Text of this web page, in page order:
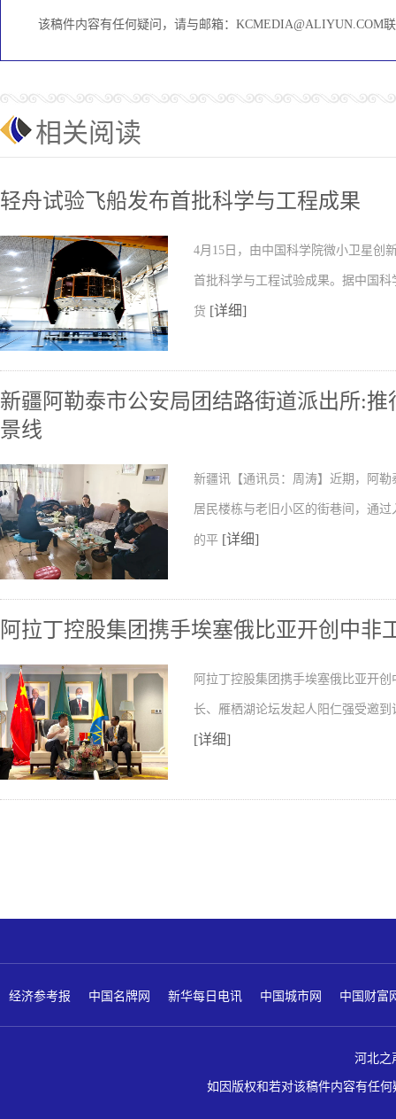
该稿件内容有任何疑问，请与邮箱：KCMEDIA@ALIYUN.COM
相关阅读
轻舟试验飞船发布首批科学与工程成果
4月15日，由中国科学院微小卫星创
首批科学与工程试验成果。据中国
货 [详细]
新疆阿勒泰市公安局团结路街道派出所:推
景线
新疆讯【通讯员：周涛】近期，阿
居民楼栋与老旧小区的街巷间，通
的平 [详细]
阿拉丁控股集团携手埃塞俄比亚开创中非
阿拉丁控股集团携手埃塞俄比亚开
长、雁栖湖论坛发起人阳仁强受邀
[详细]
经济参考报 中国名牌网 新华每日电讯 中国城市网 中国财富
河北之
如因版权和若对该稿件内容有任